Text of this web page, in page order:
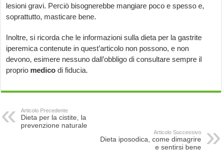
lesioni gravi. Perciò bisognerebbe mangiare poco e spesso e,
soprattutto, masticare bene.
Inoltre, si ricorda che le informazioni sulla dieta per la gastrite
iperemica contenute in quest’articolo non possono, e non
devono, esimere nessuno dall’obbligo di consultare sempre il
proprio medico di fiducia.
Articolo Precedente
Dieta per la cistite, la
prevenzione naturale
Articolo Successivo
Dieta iposodica, come dimagrire
e sentirsi bene